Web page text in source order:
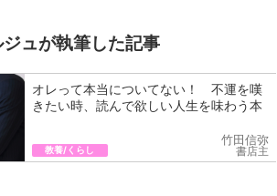
ュが執筆した記事
オレって本当についてない！ 不運を嘆
きたい時、読んで欲しい人生を味わう本
教養/くらし
竹田信弥
書店主